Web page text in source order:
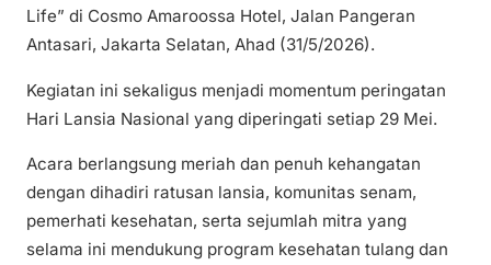
Life” di Cosmo Amaroossa Hotel, Jalan Pangeran
Antasari, Jakarta Selatan, Ahad (31/5/2026).
Kegiatan ini sekaligus menjadi momentum peringatan
Hari Lansia Nasional yang diperingati setiap 29 Mei.
Acara berlangsung meriah dan penuh kehangatan
dengan dihadiri ratusan lansia, komunitas senam,
pemerhati kesehatan, serta sejumlah mitra yang
selama ini mendukung program kesehatan tulang dan